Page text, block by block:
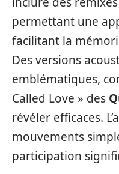
permettant une
facilitant la
Des versions
emblématiques,
Called Love » des
révéler efficaces.
mouvements
participation